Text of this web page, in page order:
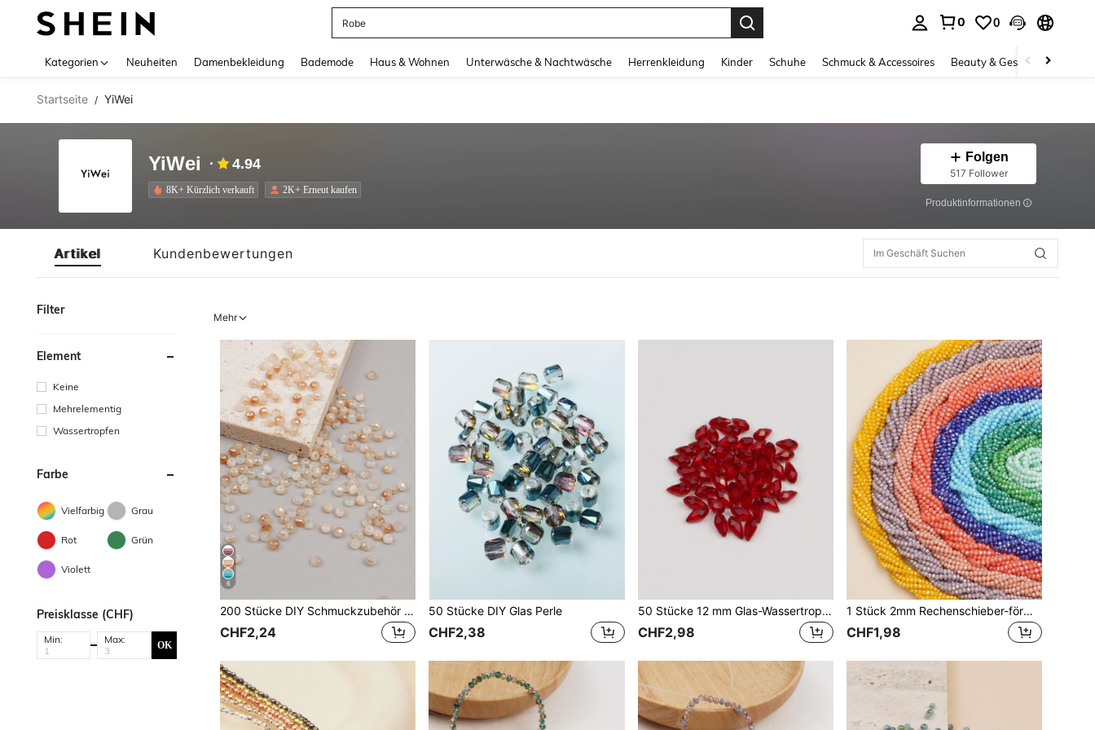
Robe
0 0
Kategorien Neuheiten Damenbekleidung Bademode Haus & Wohnen Unterwäsche & Nachtwäsche Herrenkleidung Kinder Schuhe Schmuck & Accessoires Beauty & Gesundheit
Startseite / YiWei
YiWei 4.94
8K+ Kürzlich verkauft 2K+ Erneut kaufen
Folgen
517 Follower
Produktinformationen
Artikel Kundenbewertungen
Filter
Element
Keine
Mehrelementig
Wassertropfen
Farbe
Vielfarbig Grau
Rot Grün
Violett
Preisklasse (CHF)
Min: Max: OK
Mehr
6
200 Stücke DIY Schmuckzubehör mit 2mm Perle
CHF2,24
50 Stücke DIY Glas Perle
CHF2,38
50 Stücke 12 mm Glas-Wassertropfen-Design-DIY-Perlen
CHF2,98
1 Stück 2mm Rechenschieber-förmige Glaskristallperle für DIY Armreifen/Halskette Schmuckherstellung
CHF1,98